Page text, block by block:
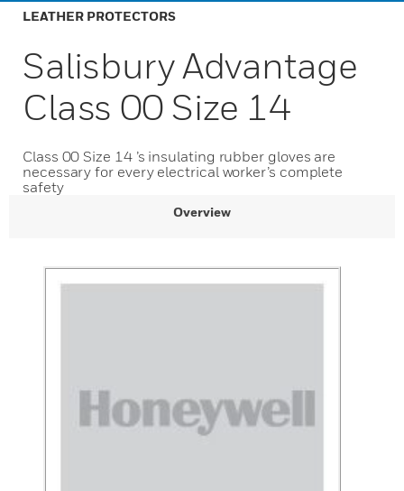
LEATHER PROTECTORS
Salisbury Advantage
Class 00 Size 14
Class 00 Size 14 ’s insulating rubber gloves are
necessary for every electrical worker’s complete
safety
Overview